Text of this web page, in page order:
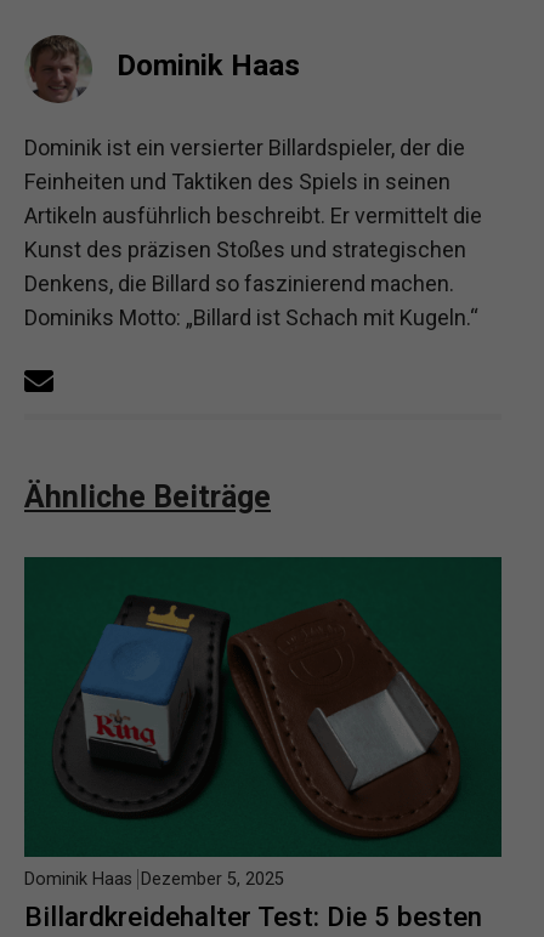
Dominik Haas
Dominik ist ein versierter Billardspieler, der die
Feinheiten und Taktiken des Spiels in seinen
Artikeln ausführlich beschreibt. Er vermittelt die
Kunst des präzisen Stoßes und strategischen
Denkens, die Billard so faszinierend machen.
Dominiks Motto: „Billard ist Schach mit Kugeln.“
Ähnliche Beiträge
Billardkreidehalter Test: Die 5 besten
Dominik Haas Dezember 5, 2025